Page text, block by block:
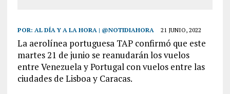
POR: AL DÍA Y A LA HORA | @NOTIDIAHORA 21 JUNIO, 2022
La aerolínea portuguesa TAP confirmó que este
martes 21 de junio se reanudarán los vuelos
entre Venezuela y Portugal con vuelos entre las
ciudades de Lisboa y Caracas.